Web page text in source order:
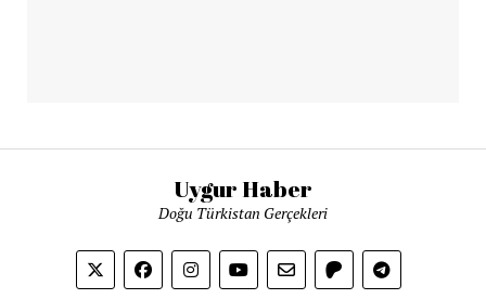
Uygur Haber
Doğu Türkistan Gerçekleri